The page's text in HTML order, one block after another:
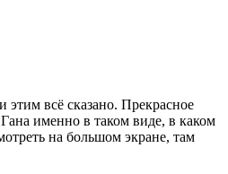
этим всё сказано. Прекрасное
именно в таком виде, в каком
на большом экране, там